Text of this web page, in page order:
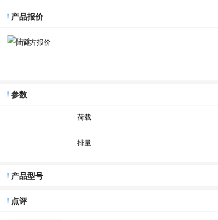
产品报价
官方报价
参数
荷载
排量
产品型号
点评